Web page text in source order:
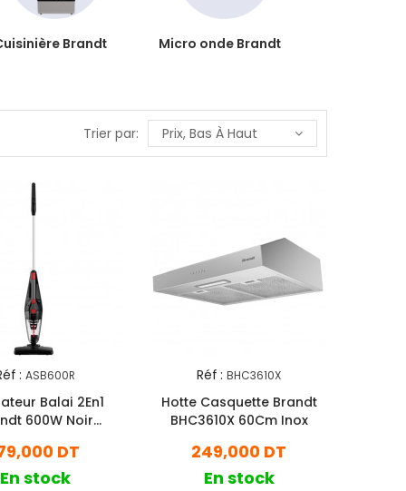
Brandt Micro onde Brandt
Trier par: Prix, Bas À Haut
: ASB600R
Balai 2En1
600W Noir
DT
En stock
Réf : BHC3610X
Hotte Casquette Brandt
BHC3610X 60Cm Inox
249,000 DT
En stock